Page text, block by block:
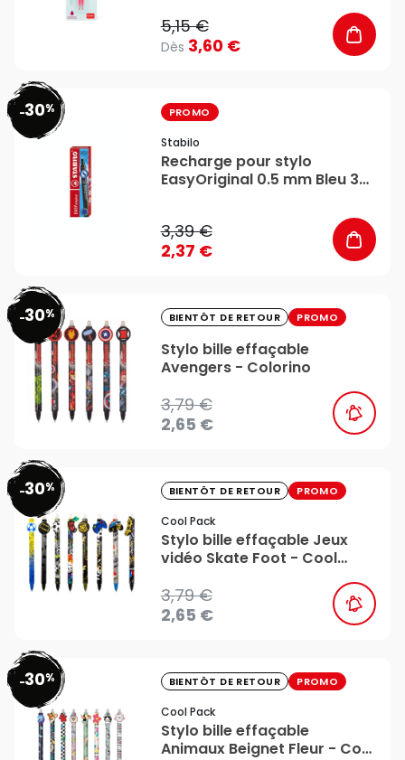
5,15 €
Dès 3,60 €
-30% PROMO
Stabilo
Recharge pour stylo
EasyOriginal 0.5 mm Bleu 3
3,39 €
2,37 €
-30% BIENTÔT DE RETOUR PROMO
Stylo bille effaçable
Avengers - Colorino
3,79 €
2,65 €
-30% BIENTÔT DE RETOUR PROMO
Cool Pack
Stylo bille effaçable Jeux
vidéo Skate Foot - Cool
3,79 €
2,65 €
-30% BIENTÔT DE RETOUR PROMO
Cool Pack
Stylo bille effaçable
Animaux Beignet Fleur - Cool